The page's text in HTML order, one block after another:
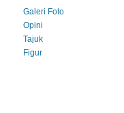
Galeri Foto
Opini
Tajuk
Figur